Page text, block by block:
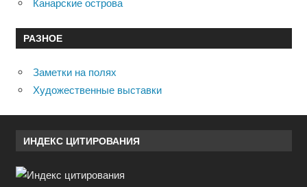
Канарские острова
РАЗНОЕ
Заметки на полях
Художественные выставки
ИНДЕКС ЦИТИРОВАНИЯ